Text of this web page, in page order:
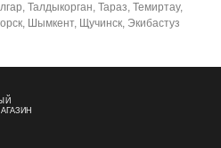
Талдыкорган, Тараз, Темиртау,
Шымкент, Щучинск, Экибастуз